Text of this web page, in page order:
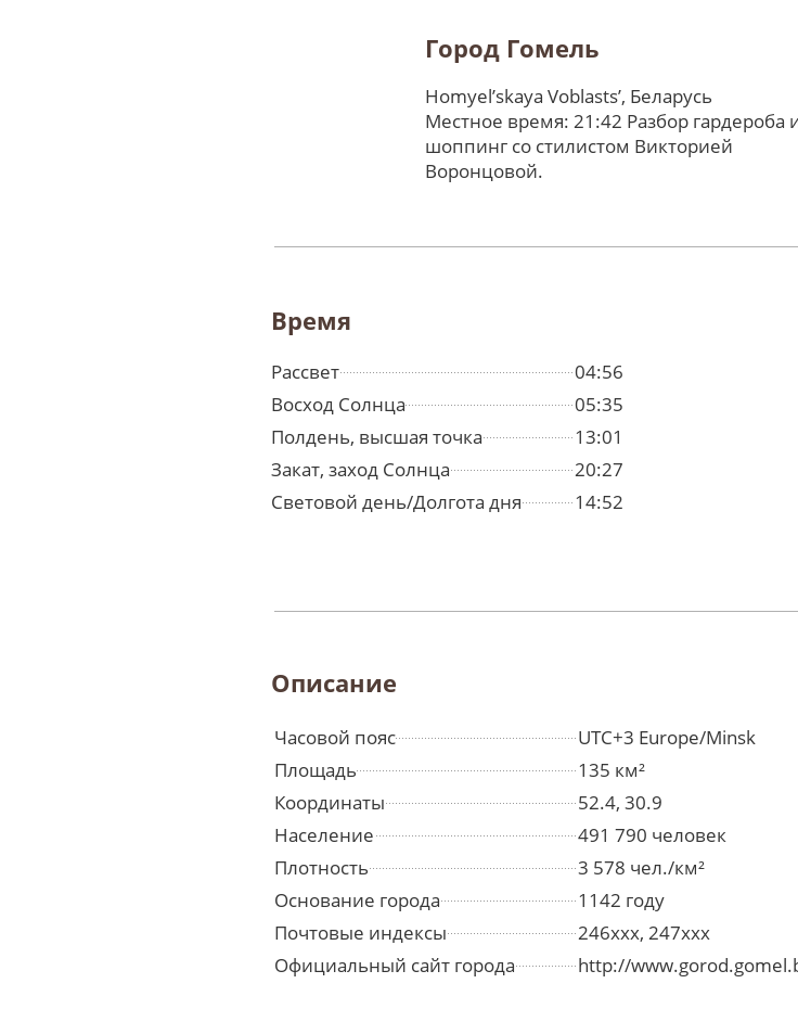
Город Гомель
Homyelʼskaya Voblastsʼ, Беларусь
Местное время: 21:42 Разбор гардероба
шоппинг со стилистом Викторией
Воронцовой.
Время
Рассвет
04:56
Восход Солнца
05:35
Полдень, высшая точка
13:01
Закат, заход Солнца
20:27
Световой день/Долгота дня
14:52
Описание
Часовой пояс
UTC+3 Europe/Minsk
Площадь
135 км²
Координаты
52.4, 30.9
Население
491 790 человек
Плотность
3 578 чел./км²
Основание города
1142 году
Почтовые индексы
246xxx, 247xxx
Официальный сайт города
http://